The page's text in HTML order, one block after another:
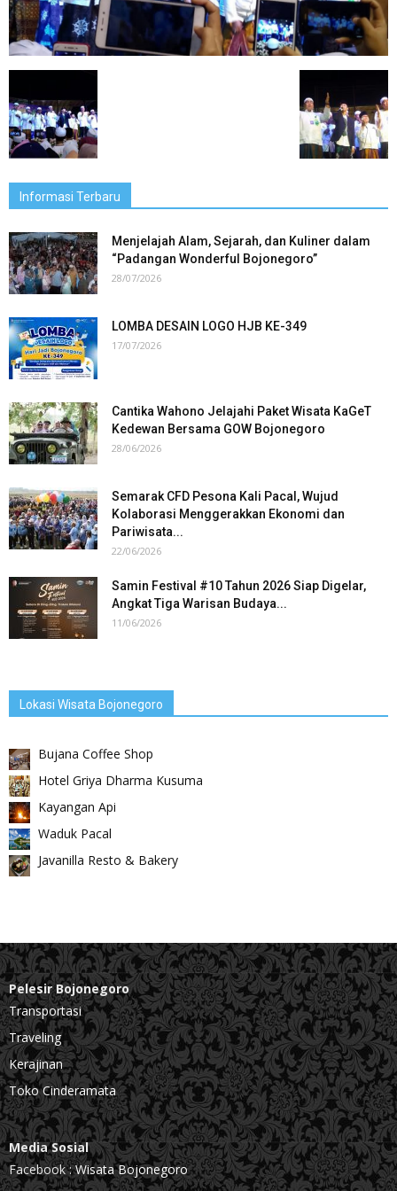
Informasi Terbaru
Menjelajah Alam, Sejarah, dan Kuliner dalam
“Padangan Wonderful Bojonegoro”
28/07/2026
LOMBA DESAIN LOGO HJB KE-349
17/07/2026
Cantika Wahono Jelajahi Paket Wisata KaGeT
Kedewan Bersama GOW Bojonegoro
28/06/2026
Semarak CFD Pesona Kali Pacal, Wujud
Kolaborasi Menggerakkan Ekonomi dan
Pariwisata...
22/06/2026
Samin Festival #10 Tahun 2026 Siap Digelar,
Angkat Tiga Warisan Budaya...
11/06/2026
Lokasi Wisata Bojonegoro
Bujana Coffee Shop
Hotel Griya Dharma Kusuma
Kayangan Api
Waduk Pacal
Javanilla Resto & Bakery
Pelesir Bojonegoro
Transportasi
Traveling
Kerajinan
Toko Cinderamata
Media Sosial
Facebook :Wisata Bojonegoro